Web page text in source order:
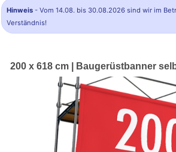
Hinweis - Vom 14.08. bis 30.08.2026 sind wir im
Verständnis!
200 x 618 cm | Baugerüstbanner